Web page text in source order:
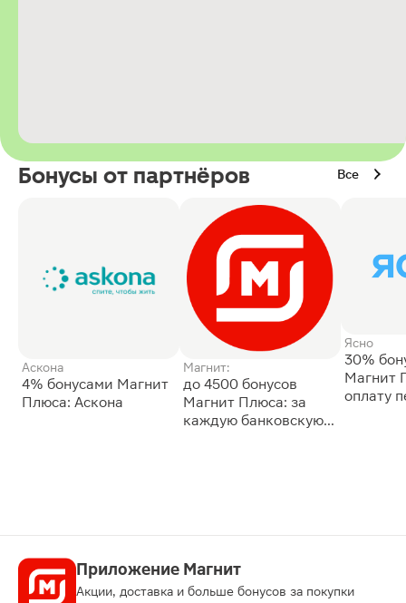
Бонусы от партнёров Все
Аскона
4% бонусами Магнит
Плюса: Аскона
Магнит:
до 4500 бонусов
Магнит Плюса: за
каждую банковскую
Ясно
30%
Магнит
оплату
Приложение Магнит
Акции, доставка и больше бонусов за покупки